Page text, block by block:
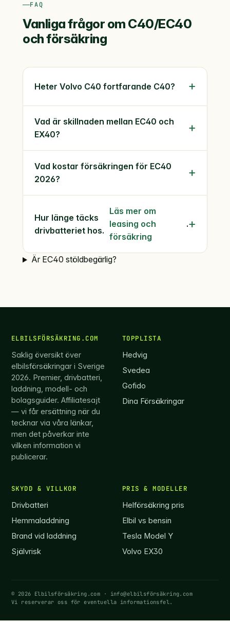
FAQ
Vanliga frågor om C40/EC40
och försäkring
Heter Volvo C40 fortfarande C40?
Vad är skillnaden mellan EC40 och
EX40?
Vad kostar försäkringen för EC40
2026?
Hur länge täcks
drivbatteriet hos.
Läs mer om
leasing och
försäkring
.
Är EC40 stöldbegärlig?
ELBILSFÖRSÄKRING.COM
Saklig översikt över
elbilsförsäkringar i Sverige
2026. Premier, drivbatteri,
laddning, modell- och
bolagsguider. Affiliatesajt
— vi får ersättning när du
tecknar via våra länkar,
men det påverkar inte
vilken information vi
publicerar.
TOPPLISTA
Hedvig
Svedea
Gofido
Dina Försäkringar
SKYDD & VILLKOR
Drivbatteri
Hemmaladdning
Brand vid laddning
Självrisk
PRIS & MODELLER
Helförsäkring pris
Elbil vs bensin
Tesla Model Y
Volvo EX30
© 2026 Elbilsförsäkring.com · info@elbilsförsäkring.com
Vi reserverar oss för eventuella informationsfel.